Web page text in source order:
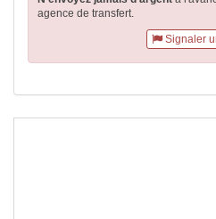
agence de transfert.
Signaler